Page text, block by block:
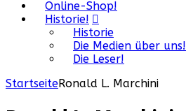
Online-Shop!
Historie!
Historie
Die Medien über uns!
Die Leser!
StartseiteRonald L. Marchini